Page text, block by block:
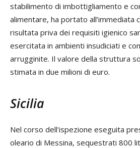
stabilimento di imbottigliamento e
alimentare, ha portato all’immediata
risultata priva dei requisiti igienico
esercitata in ambienti insudiciati e
arrugginite. Il valore della struttura
stimata in due milioni di euro.
Sicilia
Nel corso dell'ispezione eseguita
oleario di Messina, sequestrati 800